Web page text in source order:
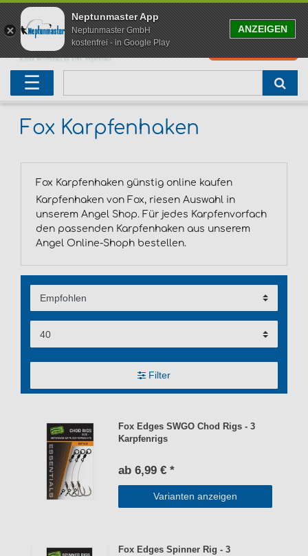
☰
Fox Karpfenhaken
Fox Karpfenhaken günstig online kaufen
Karpfenhaken von Fox, riesen Auswahl in
unserem Angel Shop. Für jedes Karpfenvorfach
den passenden Karpfenhaken aus unserem
Angel Online-Shoph bestellen.
Filter
Fox Edges SWGO Chod Rigs - 3
Karpfenrigs
ab 6,99 € *
Varianten anzeigen
Fox Edges Spinner Rig - 3
Neu eingetroffen
Angelset
Geschenke für Angler
Karpfenruten
Freilaufrollen
Karpfenmontagen
Karpfenliege
Abhakmatte
weitere
Raubfischrute
Köderfischrute
Köderfischsenke
Raubfischkescher
weitere
Forellenruten
Forellenposen
Forellenköder
Wallerruten
Wallerrolle
Wallerköder
weitere
Meeresruten
Meeresrollen
Meerforellenköder
weitere
Matchruten
Feederrollen
Futterkorb
Trollingruten
Bootsrutenhalter
weitere
FOX
Westin Fishing
Zeck Fishing
Black Cat
weitere
Neptunmaster App
Neptunmaster GmbH
kostenfrei - in Google Play
ANZEIGEN